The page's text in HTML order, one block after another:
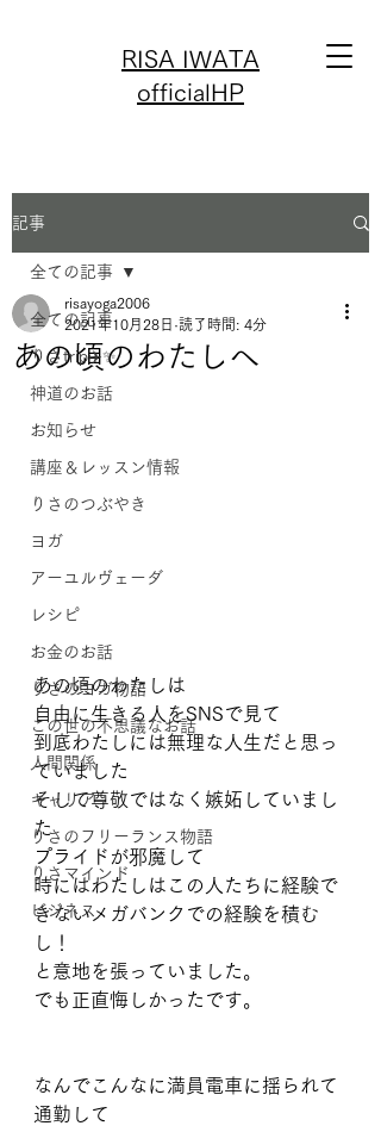
RISA IWATA
officialHP
記事
全ての記事
りさtrip✈️✨
神道のお話
お知らせ
講座＆レッスン情報
りさのつぶやき
ヨガ
アーユルヴェーダ
レシピ
お金のお話
りさのヨガ物語
この世の不思議なお話
人間関係
キャリア
りさのフリーランス物語
りさマインド
ビジネス
全ての記事
あの頃のわたしへ
risayoga2006
2021年10月28日 読了時間: 4分
あの頃のわたしは
自由に生きる人をSNSで見て
到底わたしには無理な人生だと思っ
ていました
そして尊敬ではなく嫉妬していまし
た
プライドが邪魔して
時にはわたしはこの人たちに経験で
きないメガバンクでの経験を積む
し！
と意地を張っていました。
でも正直悔しかったです。
なんでこんなに満員電車に揺られて
通勤して